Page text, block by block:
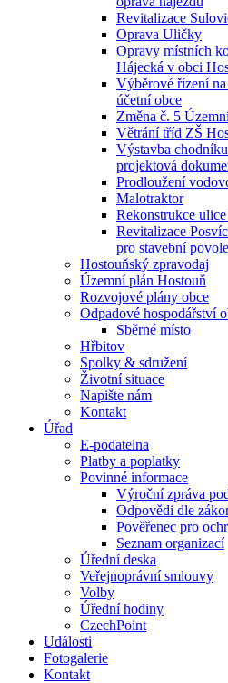
Revitalizace
Oprava Uličky
Opravy místních
Hájecká v obci
Výběrové řízení
účetní obce
Změna č. 5
Větrání tříd ZŠ
Výstavba
projektová
Prodloužení
Malotraktor
Rekonstrukce
Revitalizace
pro stavební
Hostouňský zpravodaj
Územní plán Hostouň
Rozvojové plány obce
Odpadové hospodářství
Sběrné místo
Hřbitov
Spolky & sdružení
Životní situace
Napište nám
Kontakt
Úřad
E-podatelna
Platby a poplatky
Povinné informace
Výroční zpráva
Odpovědi dle
Pověřenec pro
Seznam organizací
Úřední deska
Veřejnoprávní smlouvy
Volby
Úřední hodiny
CzechPoint
Události
Fotogalerie
Kontakt